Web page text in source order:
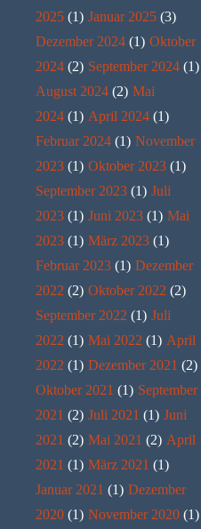
2025 (1) Januar 2025 (3)
Dezember 2024 (1) Oktober
2024 (2) September 2024 (1)
August 2024 (2) Mai
2024 (1) April 2024 (1)
Februar 2024 (1) November
2023 (1) Oktober 2023 (1)
September 2023 (1) Juli
2023 (1) Juni 2023 (1) Mai
2023 (1) März 2023 (1)
Februar 2023 (1) Dezember
2022 (2) Oktober 2022 (2)
September 2022 (1) Juli
2022 (1) Mai 2022 (1) April
2022 (1) Dezember 2021 (2)
Oktober 2021 (1) September
2021 (2) Juli 2021 (1) Juni
2021 (2) Mai 2021 (2) April
2021 (1) März 2021 (1)
Januar 2021 (1) Dezember
2020 (1) November 2020 (1)